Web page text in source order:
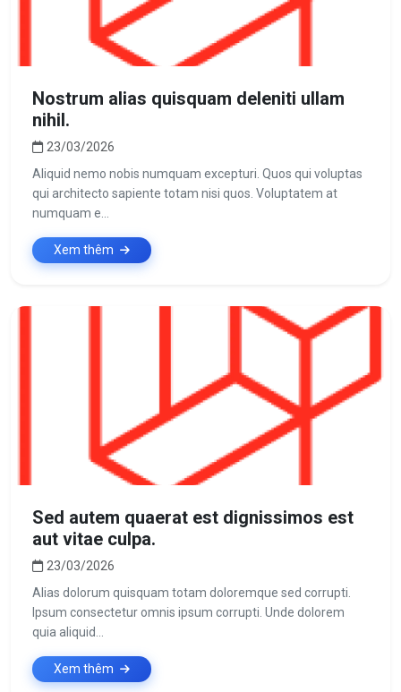
Nostrum alias quisquam deleniti ullam
nihil.
23/03/2026
Aliquid nemo nobis numquam excepturi. Quos qui voluptas
qui architecto sapiente totam nisi quos. Voluptatem at
numquam e...
Xem thêm
Sed autem quaerat est dignissimos est
aut vitae culpa.
23/03/2026
Alias dolorum quisquam totam doloremque sed corrupti.
Ipsum consectetur omnis ipsum corrupti. Unde dolorem
quia aliquid...
Xem thêm